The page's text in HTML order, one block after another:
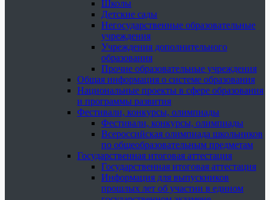
Школы
Детские сады
Негосударственные образовательные
учреждения
Учреждения дополнительного
образования
Прочие образовательные учреждения
Общая информация о системе образования
Национальные проекты в сфере образования
и программы развития
Фестивали, конкурсы, олимпиады
Фестивали, конкурсы, олимпиады
Всероссийская олимпиада школьников
по общеобразовательным предметам
Государственная итоговая аттестация
Государственная итоговая аттестация
Информация для выпускников
прошлых лет об участии в едином